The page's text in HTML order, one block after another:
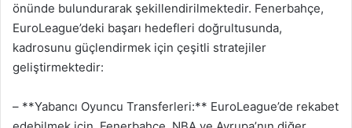
önünde bulundurarak şekillendirilmektedir. Fenerbahçe,
EuroLeague’deki başarı hedefleri doğrultusunda,
kadrosunu güçlendirmek için çeşitli stratejiler
geliştirmektedir:
– **Yabancı Oyuncu Transferleri:** EuroLeague’de rekabet